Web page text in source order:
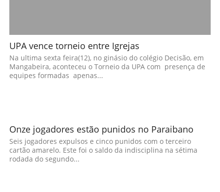
UPA vence torneio entre Igrejas
Na ultima sexta feira(12), no ginásio do colégio Decisão, em
Mangabeira, aconteceu o Torneio da UPA com presença de
equipes formadas apenas...
Onze jogadores estão punidos no Paraibano
Seis jogadores expulsos e cinco punidos com o terceiro
cartão amarelo. Este foi o saldo da indisciplina na sétima
rodada do segundo...